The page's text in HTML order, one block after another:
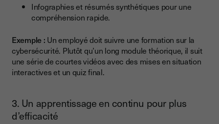
Infographies et résumés synthétiques pour une
compréhension rapide.
Exemple : Un employé doit suivre une formation sur la
cybersécurité. Plutôt qu’un long module théorique, il suit
une série de courtes vidéos avec des mises en situation
interactives et un quiz final.
3. Un apprentissage en continu pour plus
d’efficacité